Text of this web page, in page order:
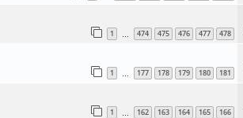
1 474 475 476 477 478
1 177 178 179 180 181
1 162 163 164 165 166